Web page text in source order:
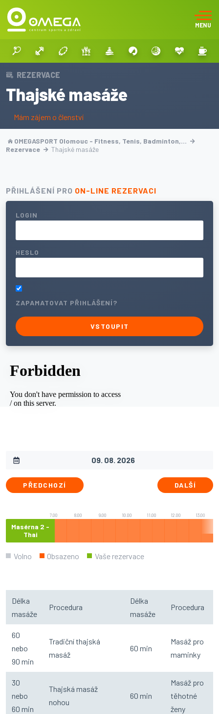
MENU
REZERVACE
Thajské masáže
Mám zájem o členství
OMEGASPORT Olomouc - Fitness, Tenis, Badminton,…
Rezervace
Thajské masáže
PŘIHLÁŠENÍ PRO ON-LINE REZERVACI
LOGIN
HESLO
ZAPAMATOVAT PŘIHLÁŠENÍ?
VSTOUPIT
PŘEDCHOZÍ DALŠÍ
7.00 8.00 9.00 10.00 11.00 12.00 13.00
Masérna 2 -
Thai
Volno Obsazeno Vaše rezervace
Délka
masáže
Procedura
Délka
masáže
Procedura
60
nebo
90 min
Tradiční thajská
masáž
60 min
Masáž pro
maminky
30
nebo
60 min
Thajská masáž
nohou
60 min
Masáž pro
těhotné
ženy